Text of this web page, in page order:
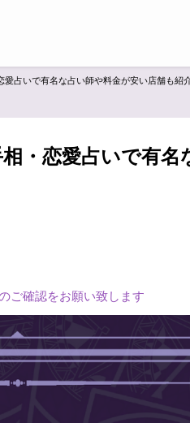
占いで有名な占い師や料金が安い店舗も紹
・恋愛占いで有名
ご確認をお願い致します